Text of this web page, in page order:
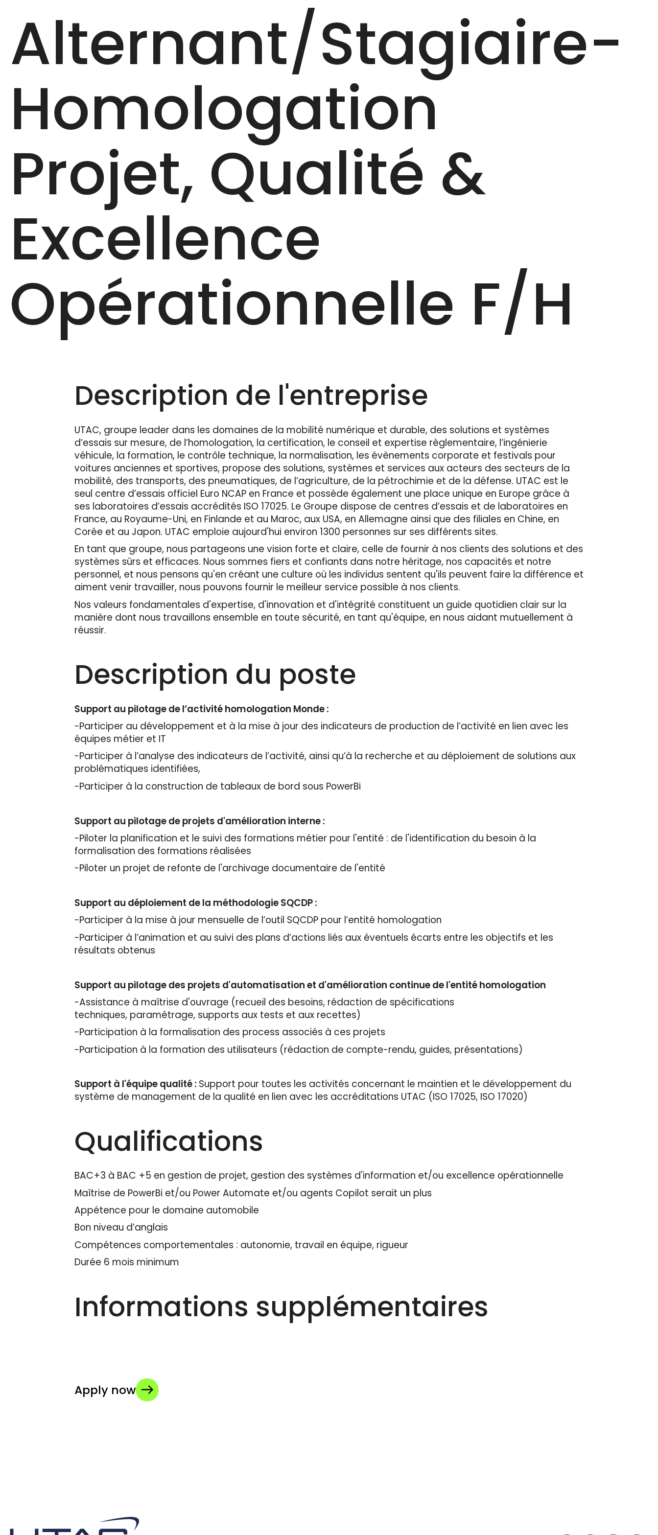
Alternant/‎Stagiaire-
Homologation
Projet, Qualité &
Excellence
Opérationnelle F/‎H
Description de l'entreprise
UTAC, groupe leader dans les domaines de la mobilité numérique et durable, des solutions et systèmes
d’essais sur mesure, de l’homologation, la certification, le conseil et expertise règlementaire, l’ingénierie
véhicule, la formation, le contrôle technique, la normalisation, les évènements corporate et festivals pour
voitures anciennes et sportives, propose des solutions, systèmes et services aux acteurs des secteurs de la
mobilité, des transports, des pneumatiques, de l’agriculture, de la pétrochimie et de la défense. UTAC est le
seul centre d’essais officiel Euro NCAP en France et possède également une place unique en Europe grâce à
ses laboratoires d’essais accrédités ISO 17025. Le Groupe dispose de centres d’essais et de laboratoires en
France, au Royaume-Uni, en Finlande et au Maroc, aux USA, en Allemagne ainsi que des filiales en Chine, en
Corée et au Japon. UTAC emploie aujourd'hui environ 1300 personnes sur ses différents sites.
En tant que groupe, nous partageons une vision forte et claire, celle de fournir à nos clients des solutions et des
systèmes sûrs et efficaces. Nous sommes fiers et confiants dans notre héritage, nos capacités et notre
personnel, et nous pensons qu'en créant une culture où les individus sentent qu'ils peuvent faire la différence et
aiment venir travailler, nous pouvons fournir le meilleur service possible à nos clients.
Nos valeurs fondamentales d'expertise, d'innovation et d'intégrité constituent un guide quotidien clair sur la
manière dont nous travaillons ensemble en toute sécurité, en tant qu'équipe, en nous aidant mutuellement à
réussir.
Description du poste
Support au pilotage de l’activité homologation Monde :
-Participer au développement et à la mise à jour des indicateurs de production de l’activité en lien avec les
équipes métier et IT
-Participer à l’analyse des indicateurs de l’activité, ainsi qu’à la recherche et au déploiement de solutions aux
problématiques identifiées,
-Participer à la construction de tableaux de bord sous PowerBi
Support au pilotage de projets d'amélioration interne :
-Piloter la planification et le suivi des formations métier pour l'entité : de l'identification du besoin à la
formalisation des formations réalisées
-Piloter un projet de refonte de l'archivage documentaire de l'entité
Support au déploiement de la méthodologie SQCDP :
-Participer à la mise à jour mensuelle de l’outil SQCDP pour l’entité homologation
-Participer à l’animation et au suivi des plans d’actions liés aux éventuels écarts entre les objectifs et les
résultats obtenus
Support au pilotage des projets d'automatisation et d'amélioration continue de l'entité homologation
-Assistance à maîtrise d'ouvrage (recueil des besoins, rédaction de spécifications
techniques, paramétrage, supports aux tests et aux recettes)
-Participation à la formalisation des process associés à ces projets
-Participation à la formation des utilisateurs (rédaction de compte-rendu, guides, présentations)
Support à l'équipe qualité : Support pour toutes les activités concernant le maintien et le développement du
système de management de la qualité en lien avec les accréditations UTAC (ISO 17025, ISO 17020)
Qualifications
BAC+3 à BAC +5 en gestion de projet, gestion des systèmes d'information et/ou excellence opérationnelle
Maîtrise de PowerBi et/ou Power Automate et/ou agents Copilot serait un plus
Appétence pour le domaine automobile
Bon niveau d’anglais
Compétences comportementales : autonomie, travail en équipe, rigueur
Durée 6 mois minimum
Informations supplémentaires
Apply now